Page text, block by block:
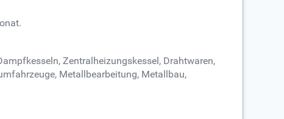
Zentralheizungskessel, Drahtwaren,
Metallbearbeitung, Metallbau,